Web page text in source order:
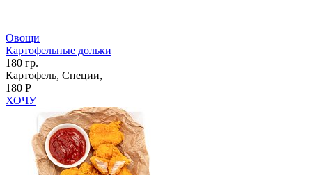
Овощи
Картофельные дольки
180 гр.
Картофель, Специи,
180 Р
ХОЧУ